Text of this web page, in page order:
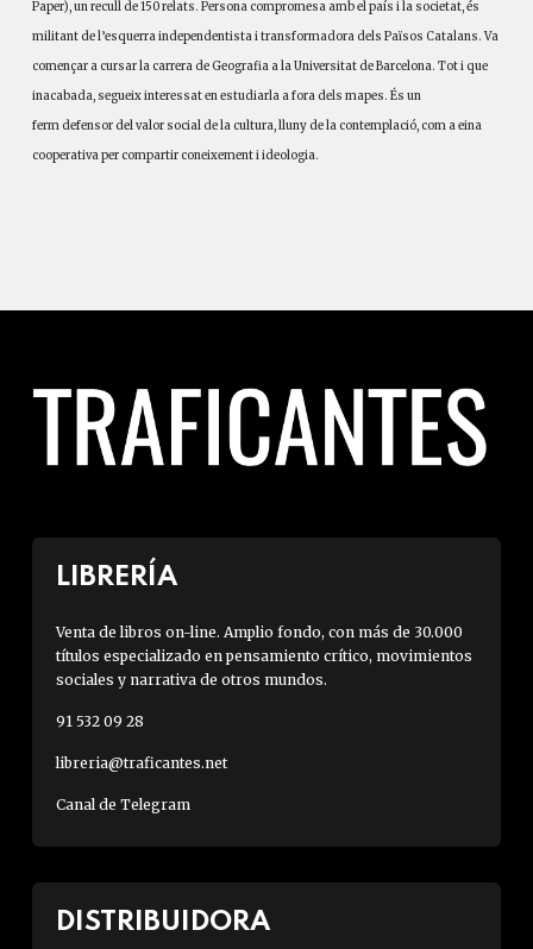
Paper), un recull de 150 relats. Persona compromesa amb el país i la societat, és
militant de l’esquerra independentista i transformadora dels Països Catalans. Va
començar a cursar la carrera de Geografia a la Universitat de Barcelona. Tot i que
inacabada, segueix interessat en estudiar­la a fora dels mapes. És un
ferm defensor del valor social de la cultura, lluny de la contemplació, com a eina
cooperativa per compartir coneixement i ideologia.
LIBRERÍA
Venta de libros on-line. Amplio fondo, con más de 30.000
títulos especializado en pensamiento crítico, movimientos
sociales y narrativa de otros mundos.
91 532 09 28
libreria@traficantes.net
Canal de Telegram
DISTRIBUIDORA